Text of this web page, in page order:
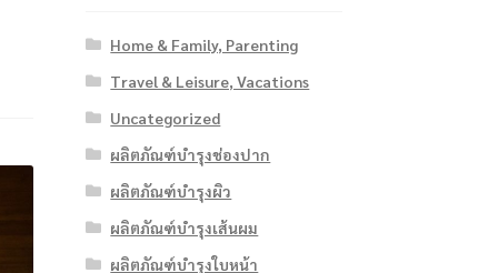
Home & Family, Parenting
Travel & Leisure, Vacations
Uncategorized
ผลิตภัณฑ์บำรุงช่องปาก
ผลิตภัณฑ์บำรุงผิว
ผลิตภัณฑ์บำรุงเส้นผม
ผลิตภัณฑ์บำรุงใบหน้า